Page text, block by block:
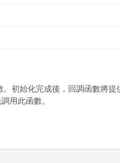
初始化完成後，回調函數將
用此函數。